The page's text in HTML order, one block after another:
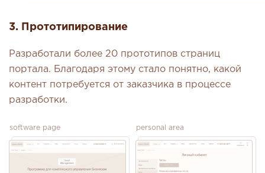
3. Прототипирование
Разработали более 20 прототипов страниц
портала. Благодаря этому стало понятно, какой
контент потребуется от заказчика в процессе
разработки.
software page personal area